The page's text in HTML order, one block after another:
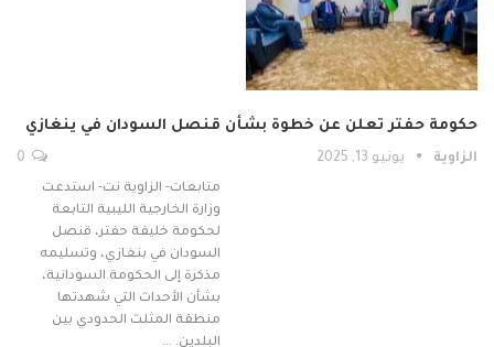
حكومة حفتر تعلن عن خطوة بشأن قنصل السودان في ينغازي
الزاوية يونيو 13, 2025
متابعات- الزاوية نت- استدعت
وزارة الخارجية الليبية التابعة
لحكومة خليفة حفتر، قنصل
السودان في بنغازي، وتسليمه
مذكرة إلى الحكومة السودانية،
بشأن الأحداث التي شهدتها
منطقة المثلث الحدودي بين
البلدين. …